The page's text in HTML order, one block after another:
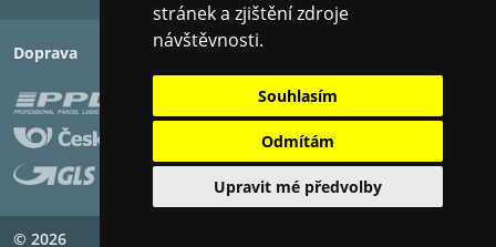
stránek a zjištění zdroje
návštěvnosti.
Souhlasím
Odmítám
Upravit mé předvolby
Doprava Platba
© 2026